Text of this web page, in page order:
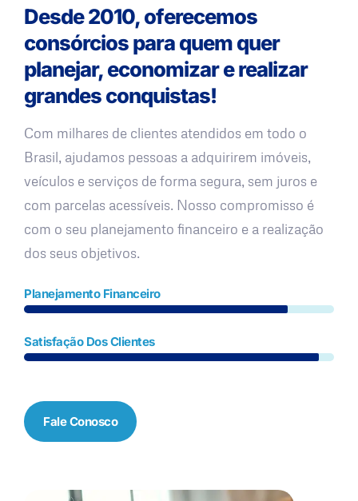
Desde 2010, oferecemos
consórcios para quem quer
planejar, economizar e realizar
grandes conquistas!
Com milhares de clientes atendidos em todo o
Brasil, ajudamos pessoas a adquirirem imóveis,
veículos e serviços de forma segura, sem juros e
com parcelas acessíveis. Nosso compromisso é
com o seu planejamento financeiro e a realização
dos seus objetivos.
Planejamento Financeiro
Satisfação Dos Clientes
Fale Conosco